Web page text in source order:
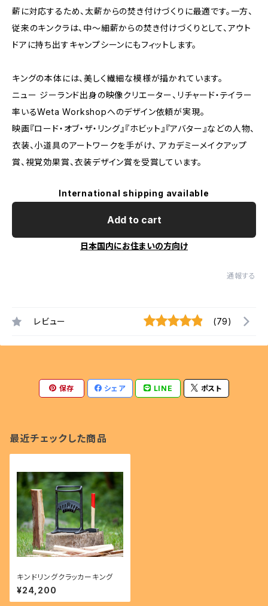
薪に対応するため、太薪からの焚き付けづくりに最適です。一方、
従来のキンクラは、中～細薪からの焚き付けづくりとして、アウト
ドアに持ち出すキャンプシーンにもフィットします。
キングの本体には、美しく繊細な模様が描かれています。
ニュー ジーランド出身の映像クリエーター、リチャード・テイラー
率いるWeta Workshopへのデザイン依頼が実現。
映画『ロード・オブ・ザ・リング』『ホビット』『アバター』などの人物、
衣装、小道具のアートワークを手がけ、 アカデミーメイクアップ
賞、視覚効果賞、衣装デザイン賞を受賞しています。
International shipping available
Add to cart
日本国内にお住まいの方向け
通報する
レビュー (79)
保存 シェア LINE ポスト
最近チェックした商品
キンドリングクラッカーキング
¥24,200